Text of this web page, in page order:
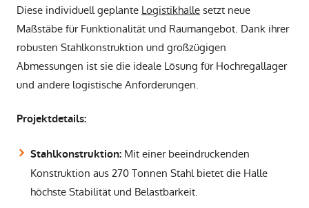
Diese individuell geplante Logistikhallesetzt neue
Maßstäbe für Funktionalität und Raumangebot. Dank ihrer
robusten Stahlkonstruktion und großzügigen
Abmessungen ist sie die ideale Lösung für Hochregallager
und andere logistische Anforderungen.
Projektdetails:
Stahlkonstruktion: Mit einer beeindruckenden
Konstruktion aus 270 Tonnen Stahl bietet die Halle
höchste Stabilität und Belastbarkeit.